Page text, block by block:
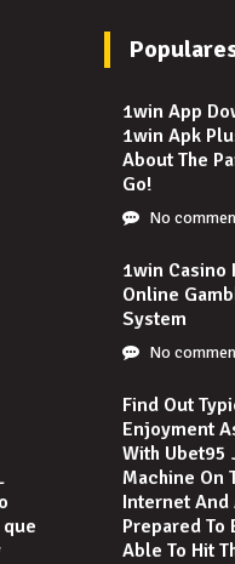
1win App
1win Apk
About The
Go!
No
1win Casino
Online
System
No
Find Out
Enjoyment
With Ubet95
Machine On
Internet And
Prepared To
Able To Hit